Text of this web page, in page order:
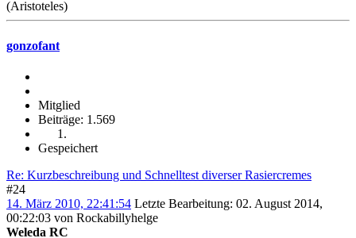
(Aristoteles)
gonzofant
Mitglied
Beiträge: 1.569
Gespeichert
Re: Kurzbeschreibung und Schnelltest diverser Rasiercremes
#24
14. März 2010, 22:41:54 Letzte Bearbeitung: 02. August 2014,
00:22:03 von Rockabillyhelge
Weleda RC